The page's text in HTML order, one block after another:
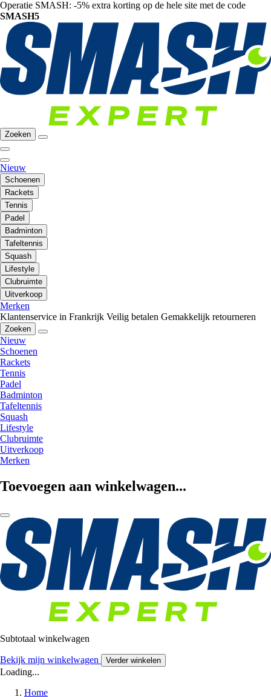
Operatie SMASH: -5% extra korting op de hele site met de code
SMASH5
Zoeken
Nieuw
Schoenen
Rackets
Tennis
Padel
Badminton
Tafeltennis
Squash
Lifestyle
Clubruimte
Uitverkoop
Merken
Klantenservice in Frankrijk Veilig betalen Gemakkelijk retourneren
Zoeken
Nieuw
Schoenen
Rackets
Tennis
Padel
Badminton
Tafeltennis
Squash
Lifestyle
Clubruimte
Uitverkoop
Merken
Toevoegen aan winkelwagen...
Subtotaal winkelwagen
Bekijk mijn winkelwagen Verder winkelen
Loading...
Home